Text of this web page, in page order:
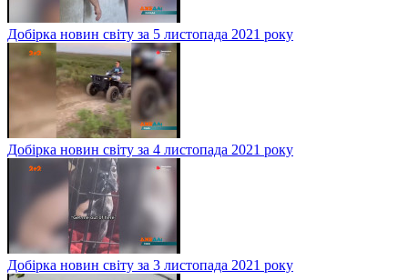
Добірка новин світу за 5 листопада 2021 року
Добірка новин світу за 4 листопада 2021 року
Добірка новин світу за 3 листопада 2021 року